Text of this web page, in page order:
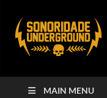
MAIN MENU